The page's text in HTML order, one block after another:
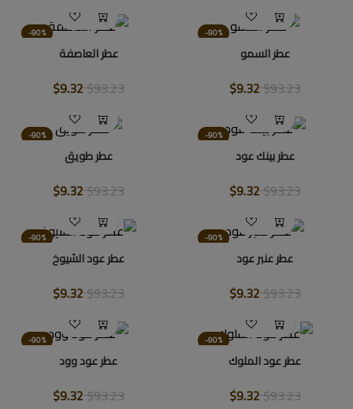
-90%
عطر السمو
$93.23
$9.32
-90%
عطر العاصفة
$93.23
$9.32
-90%
عطر بينك عود
$93.23
$9.32
-90%
عطر طويق
$93.23
$9.32
-90%
عطر عنبر عود
$93.23
$9.32
-90%
عطر عود الشيوخ
$93.23
$9.32
-90%
عطر عود الملوك
$93.23
$9.32
-90%
عطر عود وود
$93.23
$9.32